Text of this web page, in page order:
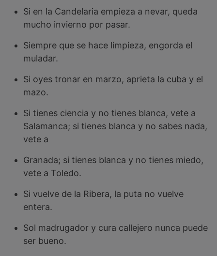
Si en la Candelaria empieza a nevar, queda
mucho invierno por pasar.
Siempre que se hace limpieza, engorda el
muladar.
Si oyes tronar en marzo, aprieta la cuba y el
mazo.
Si tienes ciencia y no tienes blanca, vete a
Salamanca; si tienes blanca y no sabes nada,
vete a
Granada; si tienes blanca y no tienes miedo,
vete a Toledo.
Si vuelve de la Ribera, la puta no vuelve
entera.
Sol madrugador y cura callejero nunca puede
ser bueno.